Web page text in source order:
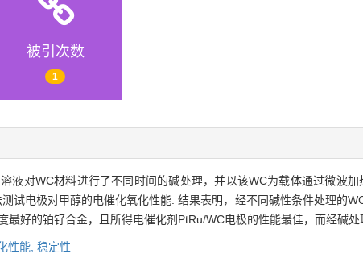
被引次数
1
液对WC材料进行了不同时间的碱处理，并以该WC为载体通过微波
试电极对甲醇的电催化氧化性能. 结果表明，经不同碱性条件处理的
最好的铂钌合金，且所得电催化剂PtRu/WC电极的性能最佳，而经碱
性能, 稳定性